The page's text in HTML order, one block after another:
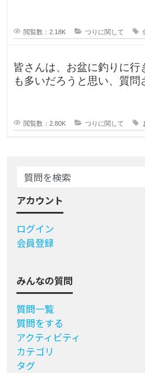
閲覧数：2.18K つりに関して
皆さんは、お盆に釣りに
も多いだろうと思い、質問
閲覧数：2.80K つりに関して
アカウント
ログイン
会員登録
みんなの質問
質問一覧
質問をする
アクティビティ
カテゴリ
タグ